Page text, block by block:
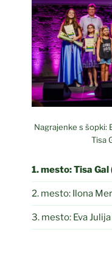
Nagrajenke s šopki:
Tisa
1. mesto:Tisa Gal
2. mesto: Ilona
3. mesto: Eva